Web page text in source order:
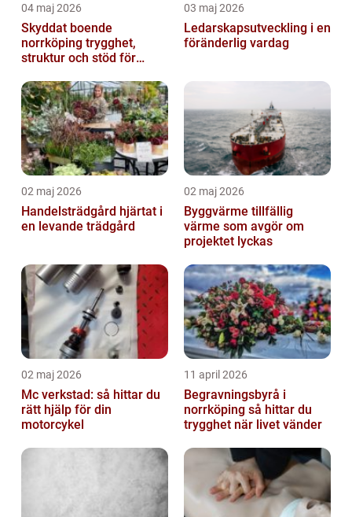
04 maj 2026
Skyddat boende
norrköping trygghet,
struktur och stöd för
situationer
03 maj 2026
Ledarskapsutveckling i en
föränderlig vardag
02 maj 2026
Handelsträdgård hjärtat i
en levande trädgård
02 maj 2026
Byggvärme tillfällig
värme som avgör om
projektet lyckas
02 maj 2026
Mc verkstad: så hittar du
rätt hjälp för din
motorcykel
11 april 2026
Begravningsbyrå i
norrköping så hittar du
trygghet när livet vänder